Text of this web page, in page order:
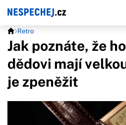
Retro
Jak poznáte, že
dědovi mají
je zpeněžit